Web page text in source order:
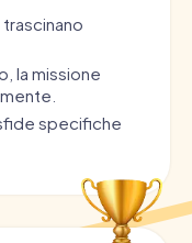
la missione
specifiche